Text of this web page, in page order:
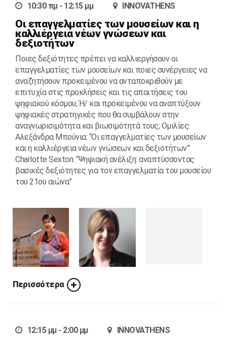
10:30 πμ - 12:15 μμ INNOVATHENS
Οι επαγγελματίες των μουσείων και η
καλλιέργεια νέων γνώσεων και
δεξιοτήτων
Ποιες δεξιότητες πρέπει να καλλιεργήσουν οι
επαγγελματίες των μουσείων και ποιες συνέργειες να
αναζητήσουν προκειμένου να ανταποκριθούν με
επιτυχία στις προκλήσεις και τις απαιτήσεις του
ψηφιακού κόσμου; Ή/ και προκειμένου να αναπτύξουν
ψηφιακές στρατηγικές που θα συμβάλουν στην
αναγνωρισιμότητα και βιωσιμότητά τους; Ομιλίες:
Aλεξάνδρα Μπούνια: “Οι επαγγελματίες των μουσείων
και η καλλιέργεια νέων γνώσεων και δεξιοτήτων”
Charlotte Sexton: “Ψηφιακή ανέλιξη: αναπτύσσοντας
βασικές δεξιότητες για τον επαγγελματία του μουσείου
του 21ου αιώνα”
Περισσότερα
12:15 μμ - 2:00 μμ INNOVATHENS